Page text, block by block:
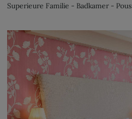
Superieure Familie - Badkamer -